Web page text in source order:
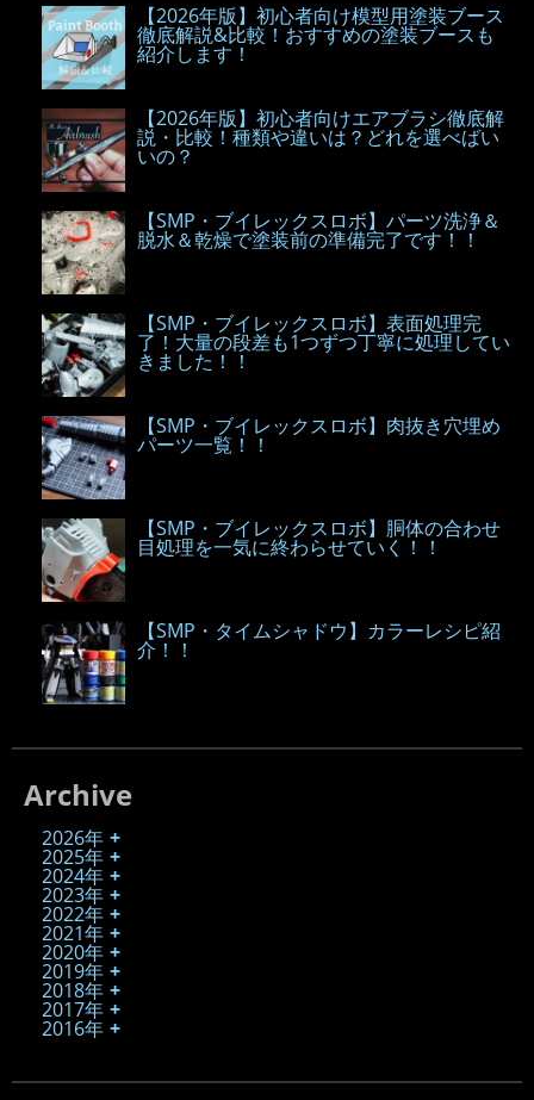
【2026年版】初心者向け模型用塗装ブース
徹底解説&比較！おすすめの塗装ブースも
紹介します！
【2026年版】初心者向けエアブラシ徹底解
説・比較！種類や違いは？どれを選べばい
いの？
【SMP・ブイレックスロボ】パーツ洗浄＆
脱水＆乾燥で塗装前の準備完了です！！
【SMP・ブイレックスロボ】表面処理完
了！大量の段差も1つずつ丁寧に処理してい
きました！！
【SMP・ブイレックスロボ】肉抜き穴埋め
パーツ一覧！！
【SMP・ブイレックスロボ】胴体の合わせ
目処理を一気に終わらせていく！！
【SMP・タイムシャドウ】カラーレシピ紹
介！！
Archive
2026年
2025年
2024年
2023年
2022年
2021年
2020年
2019年
2018年
2017年
2016年